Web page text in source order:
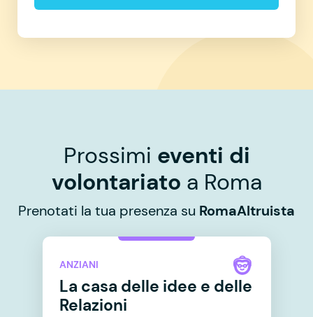
Prossimi eventi di
volontariato a Roma
Prenotati la tua presenza su RomaAltruista
ANZIANI
La casa delle idee e delle
Relazioni